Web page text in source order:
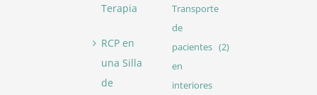
Terapia
RCP en
una Silla
de
Transporte
de
pacientes
en
interiores
(2)